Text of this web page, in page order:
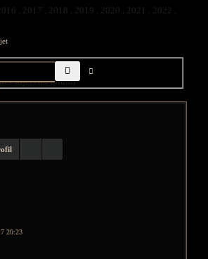
, 2017 , 2018 , 2019 , 2020 , 2021 , 2022 ,
sujets du forum)
RECHERCHE
GROOVYAVANCÉE
20:23